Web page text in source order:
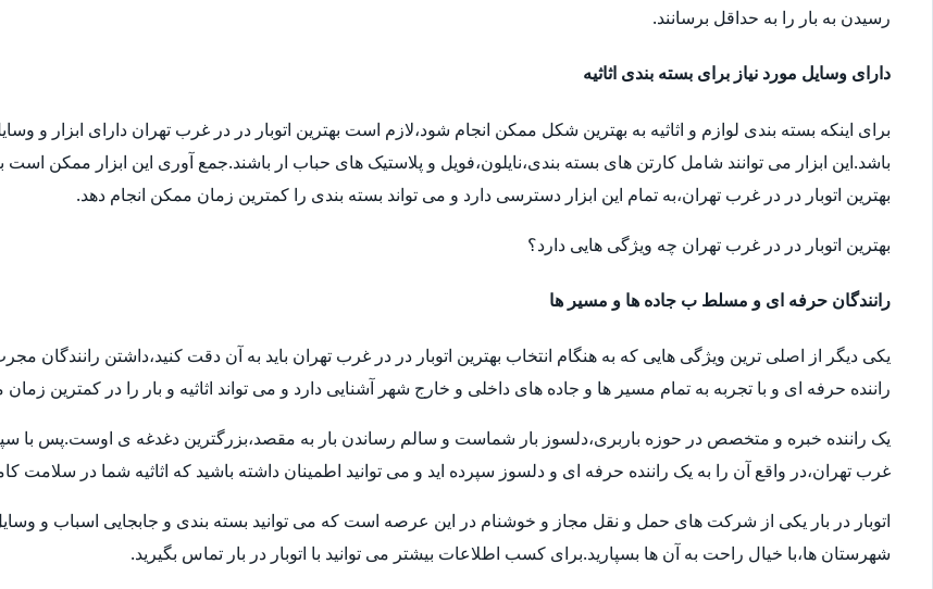
رسیدن به بار را به حداقل برسانند.
دارای وسایل مورد نیاز برای بسته بندی اثاثیه
برای اینکه بسته بندی لوازم و اثاثیه به بهترین شکل ممکن انجام شود،لازم است بهترین اتوبار در در غرب تهران دارای ابزار و
باشد.این ابزار می توانند شامل کارتن های بسته بندی،نایلون،فویل و پلاستیک های حباب ار باشند.جمع آوری این ابزار ممکن است
بهترین اتوبار در در غرب تهران،به تمام این ابزار دسترسی دارد و می تواند بسته بندی را کمترین زمان ممکن انجام دهد.
بهترین اتوبار در در غرب تهران چه ویژگی هایی دارد؟
رانندگان حرفه ای و مسلط ب جاده ها و مسیر ها
یکی دیگر از اصلی ترین ویژگی هایی که به هنگام انتخاب بهترین اتوبار در در غرب تهران باید به آن دقت کنید،داشتن رانندگان
راننده حرفه ای و با تجربه به تمام مسیر ها و جاده های داخلی و خارج شهر آشنایی دارد و می تواند اثاثیه و بار را در کمترین
یک راننده خبره و متخصص در حوزه باربری،دلسوز بار شماست و سالم رساندن بار به مقصد،بزرگترین دغدغه ی اوست.پس با سپردن
غرب تهران،در واقع آن را به یک راننده حرفه ای و دلسوز سپرده اید و می توانید اطمینان داشته باشید که اثاثیه شما در سلامت
اتوبار در بار یکی از شرکت های حمل و نقل مجاز و خوشنام در این عرصه است که می توانید بسته بندی و جابجایی اسباب و
شهرستان ها،با خیال راحت به آن ها بسپارید.برای کسب اطلاعات بیشتر می توانید با اتوبار در بار تماس بگیرید.